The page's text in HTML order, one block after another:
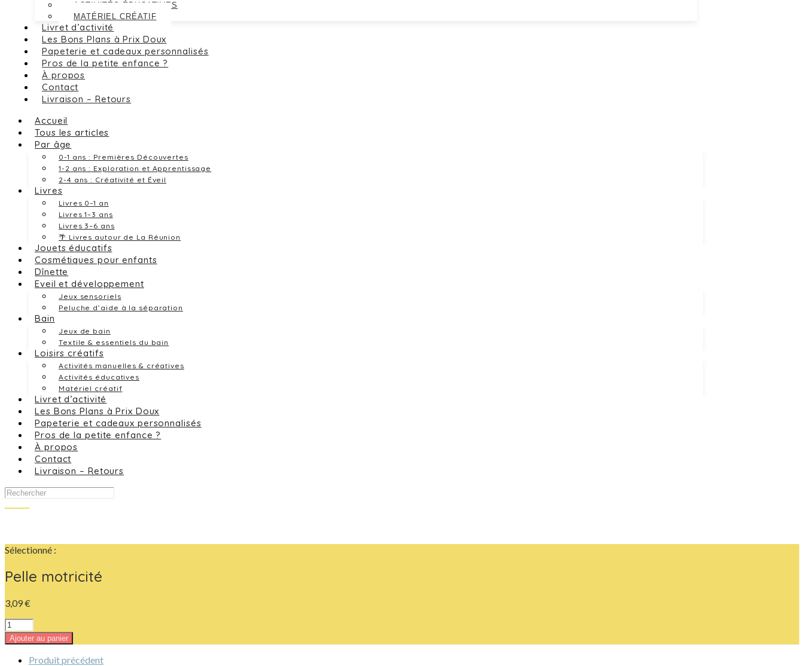
ACTIVITÉS ÉDUCATIVES
MATÉRIEL CRÉATIF
Livret d’activité
Les Bons Plans à Prix Doux
Papeterie et cadeaux personnalisés
Pros de la petite enfance ?
À propos
Contact
Livraison – Retours
Accueil
Tous les articles
Par âge
0-1 ans : Premières Découvertes
1-2 ans : Exploration et Apprentissage
2-4 ans : Créativité et Éveil
Livres
Livres 0–1 an
Livres 1–3 ans
Livres 3–6 ans
🌴 Livres autour de La Réunion
Jouets éducatifs
Cosmétiques pour enfants
Dînette
Eveil et développement
Jeux sensoriels
Peluche d’aide à la séparation
Bain
Jeux de bain
Textile & essentiels du bain
Loisirs créatifs
Activités manuelles & créatives
Activités éducatives
Matériel créatif
Livret d’activité
Les Bons Plans à Prix Doux
Papeterie et cadeaux personnalisés
Pros de la petite enfance ?
À propos
Contact
Livraison – Retours
Sélectionné :
Pelle motricité
3,09€
quantité
de
Pelle
motricité
Ajouter au panier
Produit précédent